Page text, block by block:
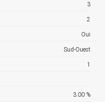
3
2
Oui
Sud-Ouest
1
3.00 %